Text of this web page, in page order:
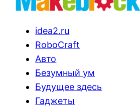
idea2.ru
RoboCraft
Авто
Безумный ум
Будущее здесь
Гаджеты